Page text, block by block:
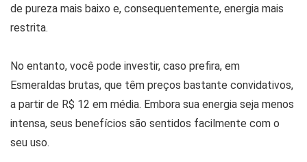
de pureza mais baixo e, consequentemente, energia mais
restrita.
No entanto, você pode investir, caso prefira, em
Esmeraldas brutas, que têm preços bastante convidativos,
a partir de R$ 12 em média. Embora sua energia seja menos
intensa, seus benefícios são sentidos facilmente com o
seu uso.